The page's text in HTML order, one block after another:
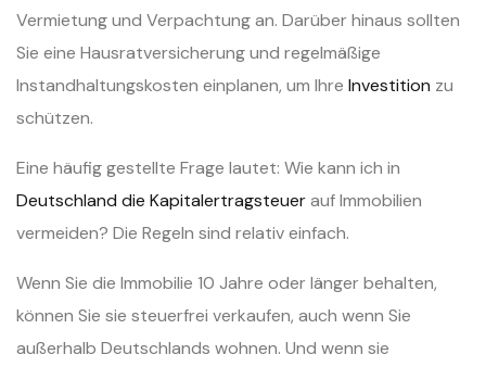
Vermietung und Verpachtung an. Darüber hinaus sollten
Sie eine Hausratversicherung und regelmäßige
Instandhaltungskosten einplanen, um Ihre Investition zu
schützen.
Eine häufig gestellte Frage lautet: Wie kann ich in
Deutschland die Kapitalertragsteuerauf Immobilien
vermeiden? Die Regeln sind relativ einfach.
Wenn Sie die Immobilie 10 Jahre oder länger behalten,
können Sie sie steuerfrei verkaufen, auch wenn Sie
außerhalb Deutschlands wohnen. Und wenn sie